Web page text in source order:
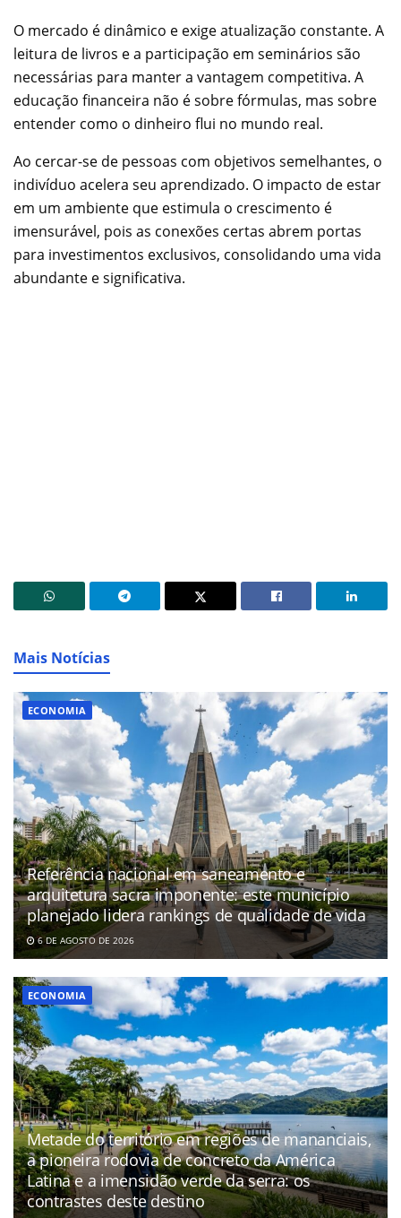
O mercado é dinâmico e exige atualização constante. A
leitura de livros e a participação em seminários são
necessárias para manter a vantagem competitiva. A
educação financeira não é sobre fórmulas, mas sobre
entender como o dinheiro flui no mundo real.
Ao cercar-se de pessoas com objetivos semelhantes, o
indivíduo acelera seu aprendizado. O impacto de estar
em um ambiente que estimula o crescimento é
imensurável, pois as conexões certas abrem portas
para investimentos exclusivos, consolidando uma vida
abundante e significativa.
Mais Notícias
ECONOMIA
Referência nacional em saneamento e
arquitetura sacra imponente: este município
planejado lidera rankings de qualidade de vida
6 DE AGOSTO DE 2026
ECONOMIA
Metade do território em regiões de mananciais,
a pioneira rodovia de concreto da América
Latina e a imensidão verde da serra: os
contrastes deste destino